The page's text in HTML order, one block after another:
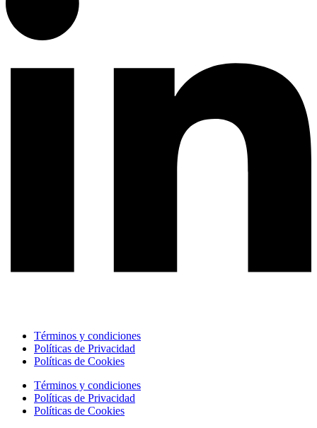
Términos y condiciones
Políticas de Privacidad
Políticas de Cookies
Términos y condiciones
Políticas de Privacidad
Políticas de Cookies